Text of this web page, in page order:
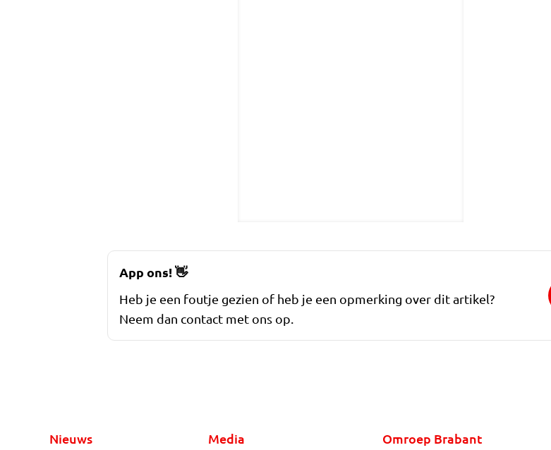
App ons!👋
Heb je een foutje gezien of heb je een opmerking over dit artikel?
Neem dan contact met ons op.
Nieuws Media Omroep Brabant